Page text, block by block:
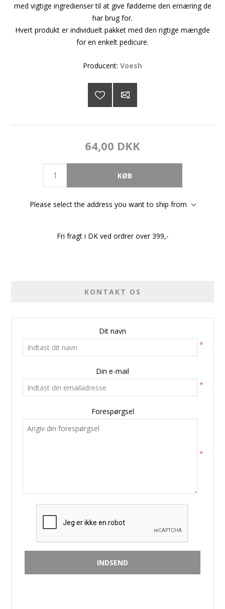
med vigtige ingredienser til at give fødderne den ernæring de
har brug for.
Hvert produkt er individuelt pakket med den rigtige mængde
for en enkelt pedicure.
Producent: Voesh
64,00 DKK
Please select the address you want to ship from
Fri fragt i DK ved ordrer over 399,-
KONTAKT OS
Dit navn
*
Din e-mail
*
Forespørgsel
*